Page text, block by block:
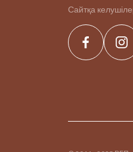
Сайтқа